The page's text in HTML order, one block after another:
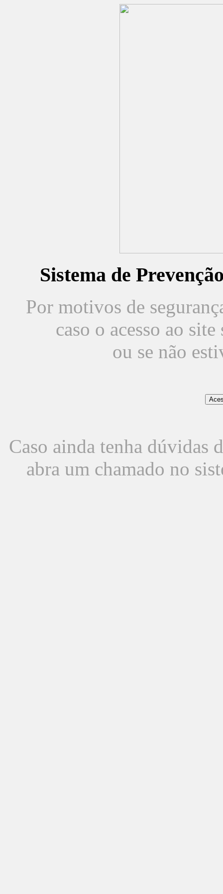
Sistema de
Por motivos de
caso o acesso ao
ou se não
Caso ainda tenha dúvidas
abra um chamado no